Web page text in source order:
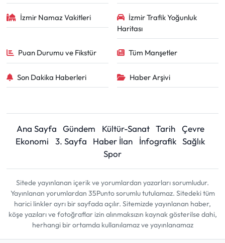
İzmir Namaz Vakitleri
İzmir Trafik Yoğunluk
Haritası
Puan Durumu ve Fikstür Tüm Manşetler
Son Dakika Haberleri Haber Arşivi
Ana Sayfa Gündem Kültür-Sanat Tarih
Çevre
Ekonomi
3. Sayfa Haber İlan İnfografik Sağlık
Spor
Sitede yayınlanan içerik ve yorumlardan yazarları sorumludur.
Yayınlanan yorumlardan 35Punto sorumlu tutulamaz. Sitedeki tüm
harici linkler ayrı bir sayfada açılır. Sitemizde yayınlanan haber,
köşe yazıları ve fotoğraflar izin alınmaksızın kaynak gösterilse dahi,
herhangi bir ortamda kullanılamaz ve yayınlanamaz